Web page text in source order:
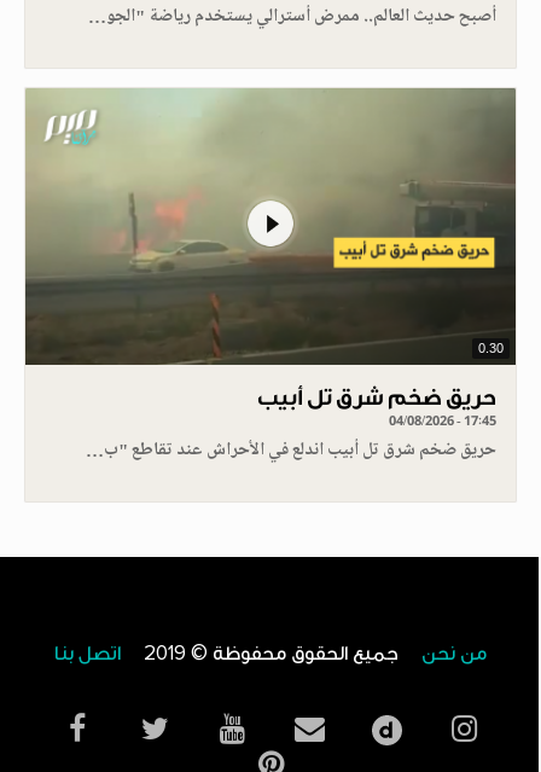
أصبح حديث العالم.. ممرض أسترالي يستخدم رياضة "الجو…
0.30
حريق ضخم شرق تل أبيب
04/08/2026 - 17:45
حريق ضخم شرق تل أبيب اندلع في الأحراش عند تقاطع "ب…
من نحن جميع الحقوق محفوظة © 2019 اتصل بنا